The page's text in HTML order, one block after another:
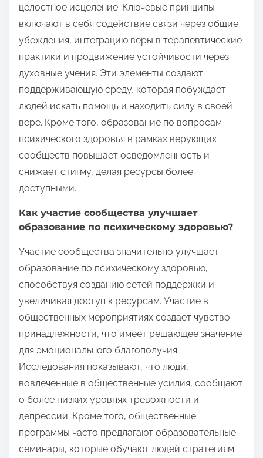
целостное исцеление. Ключевые принципы
включают в себя содействие связи через общие
убеждения, интеграцию веры в терапевтические
практики и продвижение устойчивости через
духовные учения. Эти элементы создают
поддерживающую среду, которая побуждает
людей искать помощь и находить силу в своей
вере. Кроме того, образование по вопросам
психического здоровья в рамках верующих
сообществ повышает осведомленность и
снижает стигму, делая ресурсы более
доступными.
Как участие сообщества улучшает
образование по психическому здоровью?
Участие сообщества значительно улучшает
образование по психическому здоровью,
способствуя созданию сетей поддержки и
увеличивая доступ к ресурсам. Участие в
общественных мероприятиях создает чувство
принадлежности, что имеет решающее значение
для эмоционального благополучия.
Исследования показывают, что люди,
вовлеченные в общественные усилия, сообщают
о более низких уровнях тревожности и
депрессии. Кроме того, общественные
программы часто предлагают образовательные
семинары, которые обучают людей стратегиям